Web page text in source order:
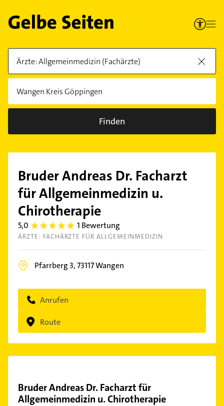
Finden
Bruder Andreas Dr. Facharzt
für Allgemeinmedizin u.
Chirotherapie
5,0 5.0 1 Bewertung
ÄRZTE: FACHÄRZTE FÜR ALLGEMEINMEDIZIN
Pfarrberg 3,73117Wangen
Anrufen
Route
Bruder Andreas Dr. Facharzt für
Allgemeinmedizin u. Chirotherapie